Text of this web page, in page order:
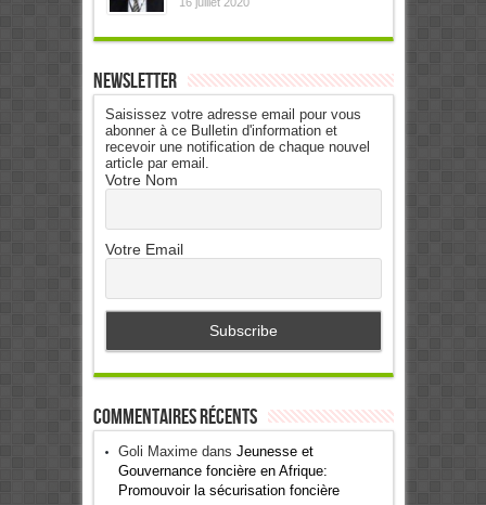
Newsletter
Saisissez votre adresse email pour vous
abonner à ce Bulletin d'information et
recevoir une notification de chaque nouvel
article par email.
Votre Nom
Votre Email
Commentaires récents
Goli Maximedans Jeunesse et
Gouvernance foncière en Afrique:
Promouvoir la sécurisation foncière